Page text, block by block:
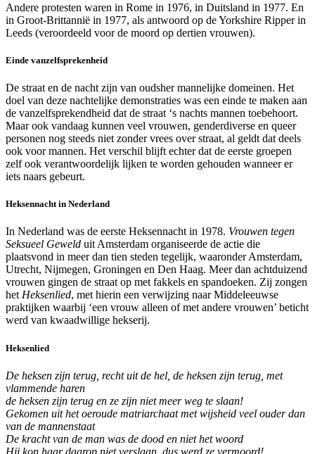
Andere protesten waren in Rome in 1976, in Duitsland in 1977. En
in Groot-Brittannië in 1977, als antwoord op de Yorkshire Ripper in
Leeds (veroordeeld voor de moord op dertien vrouwen).
Einde vanzelfsprekenheid
De straat en de nacht zijn van oudsher mannelijke domeinen. Het
doel van deze nachtelijke demonstraties was een einde te maken aan
de vanzelfsprekendheid dat de straat ‘s nachts mannen toebehoort.
Maar ook vandaag kunnen veel vrouwen, genderdiverse en queer
personen nog steeds niet zonder vrees over straat, al geldt dat deels
ook voor mannen. Het verschil blijft echter dat de eerste groepen
zelf ook verantwoordelijk lijken te worden gehouden wanneer er
iets naars gebeurt.
Heksennacht in Nederland
In Nederland was de eerste Heksennacht in 1978. Vrouwen tegen
Seksueel Geweld uit Amsterdam organiseerde de actie die
plaatsvond in meer dan tien steden tegelijk, waaronder Amsterdam,
Utrecht, Nijmegen, Groningen en Den Haag. Meer dan achtduizend
vrouwen gingen de straat op met fakkels en spandoeken. Zij zongen
het Heksenlied, met hierin een verwijzing naar Middeleeuwse
praktijken waarbij ‘een vrouw alleen of met andere vrouwen’ beticht
werd van kwaadwillige hekserij.
Heksenlied
De heksen zijn terug, recht uit de hel, de heksen zijn terug, met
vlammende haren
de heksen zijn terug en ze zijn niet meer weg te slaan!
Gekomen uit het oeroude matriarchaat met wijsheid veel ouder dan
van de mannenstaat
De kracht van de man was de dood en niet het woord
Hij kon haar daarop niet verslaan, dus werd ze vermoord!